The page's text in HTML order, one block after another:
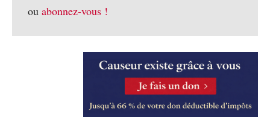
ou abonnez-vous !